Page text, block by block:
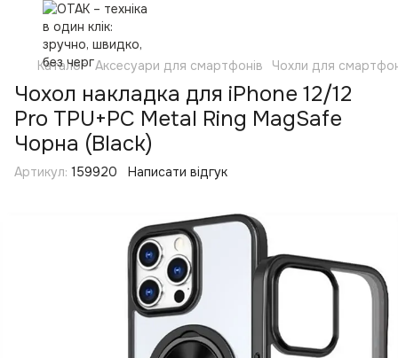
Каталог Аксесуари для смартфонів Чохли для
Чохол накладка для iPhone 12/12
Pro TPU+PC Metal Ring MagSafe
Чорна (Black)
Артикул: 159920 Написати відгук